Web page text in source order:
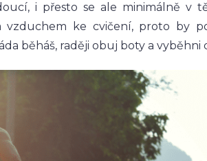
i přesto se ale minimálně v
vzduchem ke cvičení, proto by
běháš, raději obuj boty a vyběhni